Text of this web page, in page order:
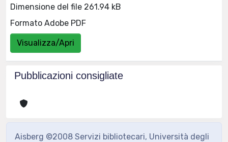
Dimensione del file 261.94 kB
Formato Adobe PDF
Visualizza/Apri
Pubblicazioni consigliate
Aisberg ©2008 Servizi bibliotecari, Università degli